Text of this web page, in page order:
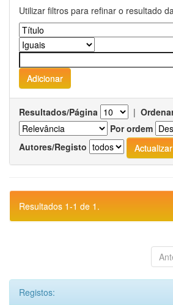
Utilizar filtros para refinar o resultado
Resultados/Página |
Por ordem
Autores/Registo
Resultados 1-1 de 1.
Registos: